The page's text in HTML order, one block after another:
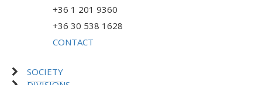
+36 1 201 9360
+36 30 538 1628
CONTACT
SOCIETY